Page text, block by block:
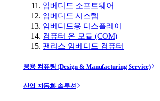
임베디드 소프트웨어
임베디드 시스템
임베디드용 디스플레이
컴퓨터 온 모듈 (COM)
팬리스 임베디드 컴퓨터
응용 컴퓨팅 (Design & Manufacturing Service)
산업 자동화 솔루션